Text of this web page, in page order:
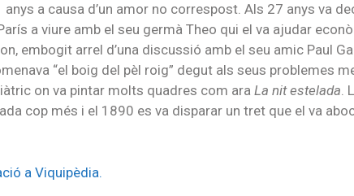
a causa d’un amor no correspost. Als 27 anys va
a viure amb el seu germà Theo qui el va ajudar
embogit arrel d’una discussió amb el seu amic Paul
“el boig del pèl roig” degut als seus problemes
on va pintar molts quadres com ara La nit estelada.
cop més i el 1890 es va disparar un tret que el va
a Viquipèdia.